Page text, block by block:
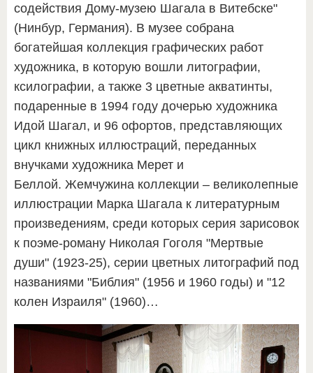
содействия Дому-музею Шагала в Витебске"
(Нинбур, Германия). В музее собрана
богатейшая коллекция графических работ
художника, в которую вошли литографии,
ксилографии, а также 3 цветные акватинты,
подаренные в 1994 году дочерью художника
Идой Шагал, и 96 офортов, представляющих
цикл книжных иллюстраций, переданных
внучками художника Мерет и
Беллой. Жемчужина коллекции – великолепные
иллюстрации Марка Шагала к литературным
произведениям, среди которых серия зарисовок
к поэме-роману Николая Гоголя "Мертвые
души" (1923-25), серии цветных литографий под
названиями "Библия" (1956 и 1960 годы) и "12
колен Израиля" (1960)…